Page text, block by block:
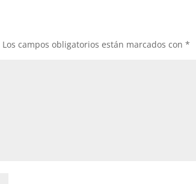
Los campos obligatorios están marcados con*